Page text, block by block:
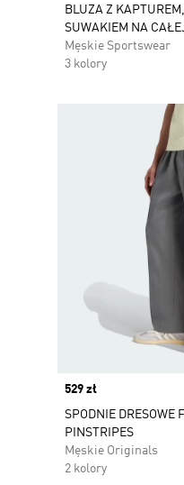
BLUZA Z KAPTUREM,
SUWAKIEM NA
Męskie Sportswear
3 kolory
Price
529 zł
SPODNIE DRESOWE
PINSTRIPES
Męskie Originals
2 kolory